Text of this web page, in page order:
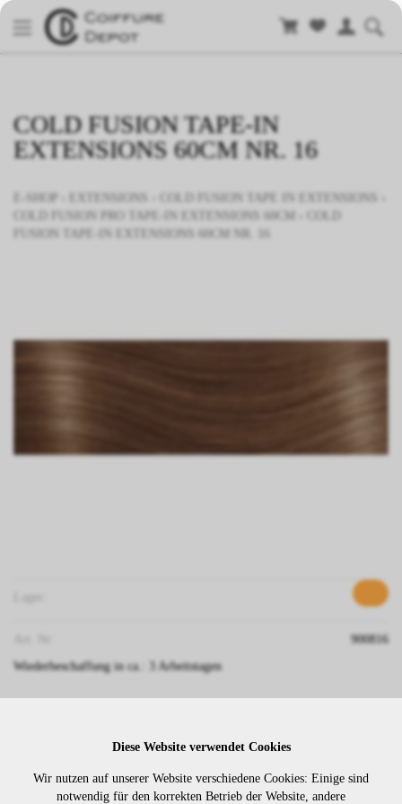
COLD FUSION TAPE-IN
EXTENSIONS 60CM NR. 16
COLD FUSION TAPE IN EXTENSIONS
COLD FUSION PRO TAPE-IN EXTENSIONS 60CM
FUSION TAPE-IN EXTENSIONS 60CM NR. 16
900816
Wiederbeschaffung in ca.: 3 Arbeitstagen
sich ein oder registrieren Sie sich.
Diese Website verwendet Cookies
Wir nutzen auf unserer Website verschiedene Cookies: Einige sind
notwendig für den korrekten Betrieb der Website, andere